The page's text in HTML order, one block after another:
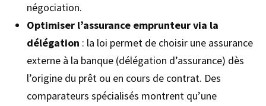
négociation.
Optimiser l’assurance emprunteur via la
délégation : la loi permet de choisir une assurance
externe à la banque (délégation d’assurance) dès
l’origine du prêt ou en cours de contrat. Des
comparateurs spécialisés montrent qu’une